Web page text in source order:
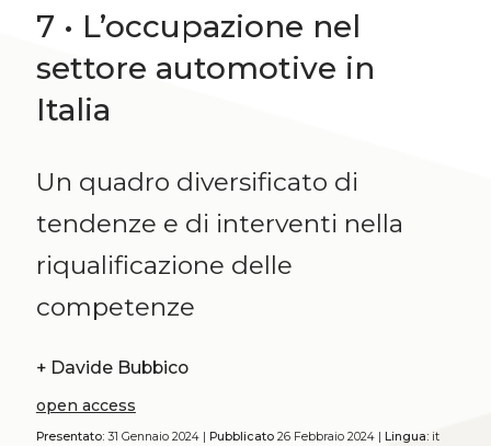
7 • L’occupazione nel
settore automotive in
Italia
Un quadro diversificato di
tendenze e di interventi nella
riqualificazione delle
competenze
+ Davide Bubbico
open access
Presentato:31 Gennaio 2024 | Pubblicato26 Febbraio 2024 | Lingua:it